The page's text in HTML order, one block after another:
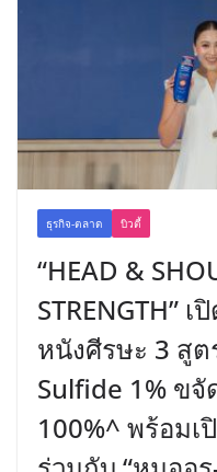
ธุรกิจ-ตลาด บิวตี้
“HEAD &
STRENGTH”
หนังศีรษะ 3 สู
Sulfide 1% ข
100%^ พร้อมเ